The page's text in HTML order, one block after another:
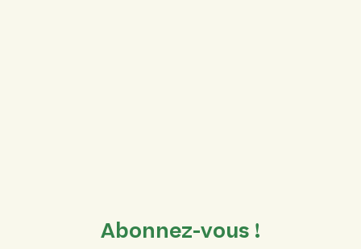
Abonnez-vous !